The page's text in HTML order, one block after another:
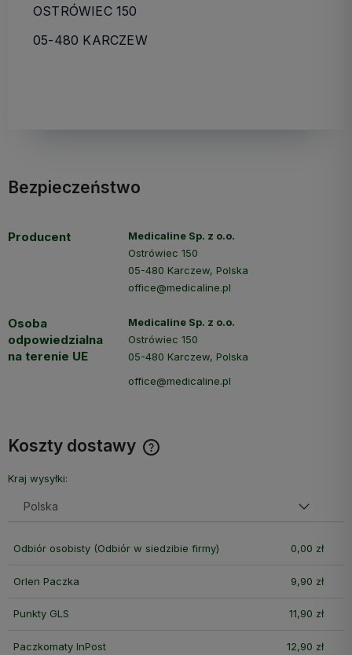
OSTRÓWIEC 150
05-480 KARCZEW
Bezpieczeństwo
Producent
Medicaline Sp. z o.o.
Ostrówiec 150
05-480 Karczew, Polska
office@medicaline.pl
Osoba
odpowiedzialna
na terenie UE
Medicaline Sp. z o.o.
Ostrówiec 150
05-480 Karczew, Polska
office@medicaline.pl
Koszty dostawy
Kraj wysyłki:
Odbiór osobisty(Odbiór w siedzibie firmy) 0,00 zł
Orlen Paczka 9,90 zł
Punkty GLS 11,90 zł
Paczkomaty InPost 12,90 zł